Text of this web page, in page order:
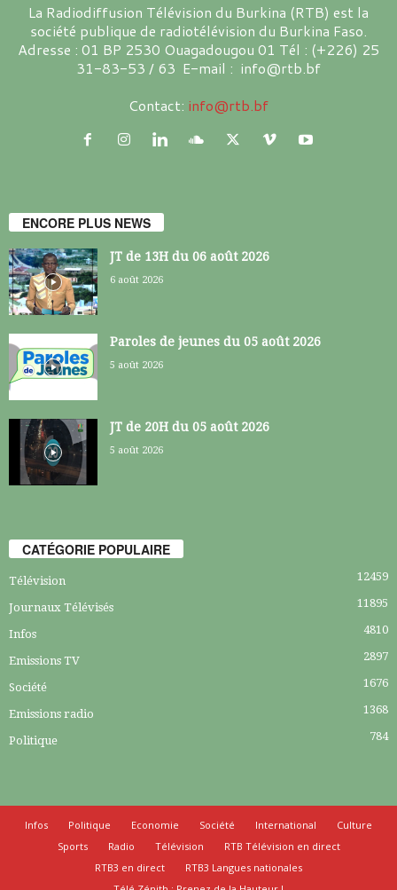
La Radiodiffusion Télévision du Burkina (RTB) est la
société publique de radiotélévision du Burkina Faso.
Adresse : 01 BP 2530 Ouagadougou 01 Tél : (+226) 25
31-83-53 / 63 E-mail : info@rtb.bf
Contact: info@rtb.bf
ENCORE PLUS NEWS
JT de 13H du 06 août 2026
6 août 2026
Paroles de jeunes du 05 août 2026
5 août 2026
JT de 20H du 05 août 2026
5 août 2026
CATÉGORIE POPULAIRE
Télévision 12459
Journaux Télévisés 11895
Infos 4810
Emissions TV 2897
Société 1676
Emissions radio 1368
Politique 784
Infos Politique Economie Société International
Culture
Sports
Radio Télévision
RTB Télévision en direct
RTB3 en direct
RTB3 Langues nationales